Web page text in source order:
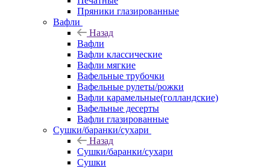
Пряники глазированные
Вафли
Назад
Вафли
Вафли классические
Вафли мягкие
Вафельные трубочки
Вафельные рулеты/рожки
Вафли карамельные(голландские)
Вафельные десерты
Вафли глазированные
Сушки/баранки/сухари
Назад
Сушки/баранки/сухари
Сушки